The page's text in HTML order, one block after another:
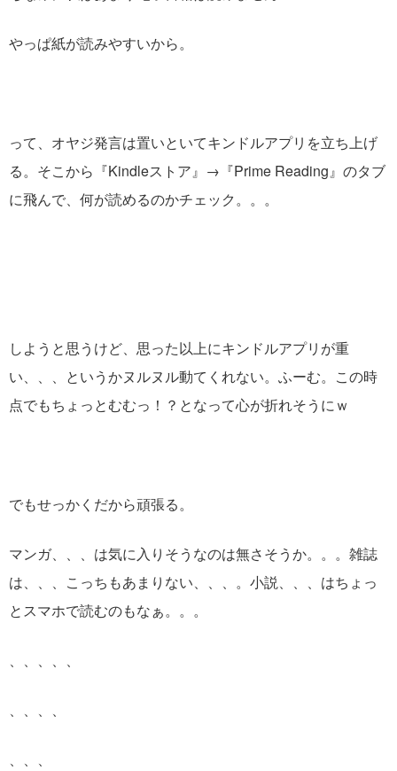
やっぱ紙が読みやすいから。
って、オヤジ発言は置いといてキンドルアプリを立ち上げ
る。そこから『Kindleストア』→『Prime Reading』のタブ
に飛んで、何が読めるのかチェック。。。
しようと思うけど、思った以上にキンドルアプリが重
い、、、というかヌルヌル動てくれない。ふーむ。この時
点でもちょっとむむっ！？となって心が折れそうにｗ
でもせっかくだから頑張る。
マンガ、、、は気に入りそうなのは無さそうか。。。雑誌
は、、、こっちもあまりない、、、。小説、、、はちょっ
とスマホで読むのもなぁ。。。
、、、、、
、、、、
、、、